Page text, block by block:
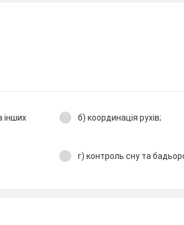
інших
б) координація рухів;
г) контроль сну та